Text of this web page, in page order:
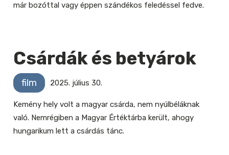
már bozóttal vagy éppen szándékos feledéssel fedve.
Csárdák és betyárok
film 2025. július 30.
Kemény hely volt a magyar csárda, nem nyúlbéláknak
való. Nemrégiben a Magyar Értéktárba került, ahogy
hungarikum lett a csárdás tánc.